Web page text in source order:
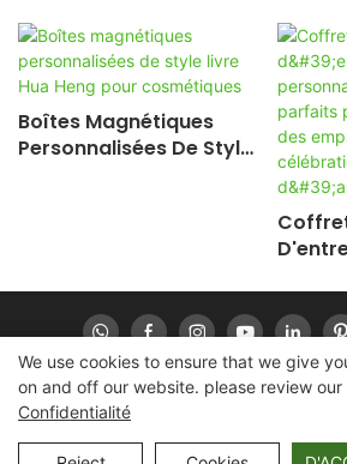
Boîtes Magnétiques
Personnalisées De Style
Copyright © 2026 Huaheng-
Politique de
We use cookies to ensure that we give
on and off our website. please review our
Confidentialité